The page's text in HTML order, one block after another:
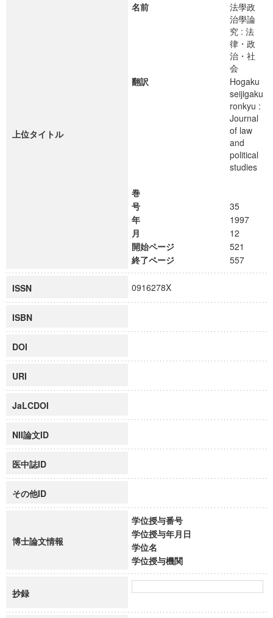
上位タイトル
名前
法學政
治學論
究 : 法
律・政
治・社
会
翻訳
Hogaku
seijigaku
ronkyu :
Journal
of law
and
political
studies
巻
号
35
年
1997
月
12
開始ページ
521
終了ページ
557
ISSN 0916278X
ISBN
DOI
URI
JaLCDOI
NII論文ID
医中誌ID
その他ID
博士論文情報
学位授与番号
学位授与年月日
学位名
学位授与機関
抄録